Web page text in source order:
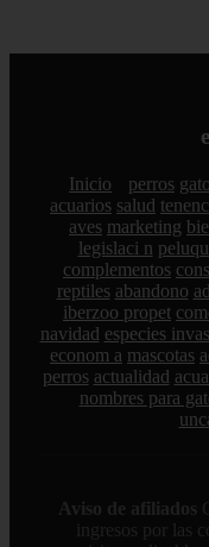
Inicio perros
acuarios salud
aves marketing
legislaci n
complementos
reptiles abandono
iberzoo propet
navidad especies
econom a mascotas
perros actualidad
nombres para
Aviso de afiliados
ingresos por las